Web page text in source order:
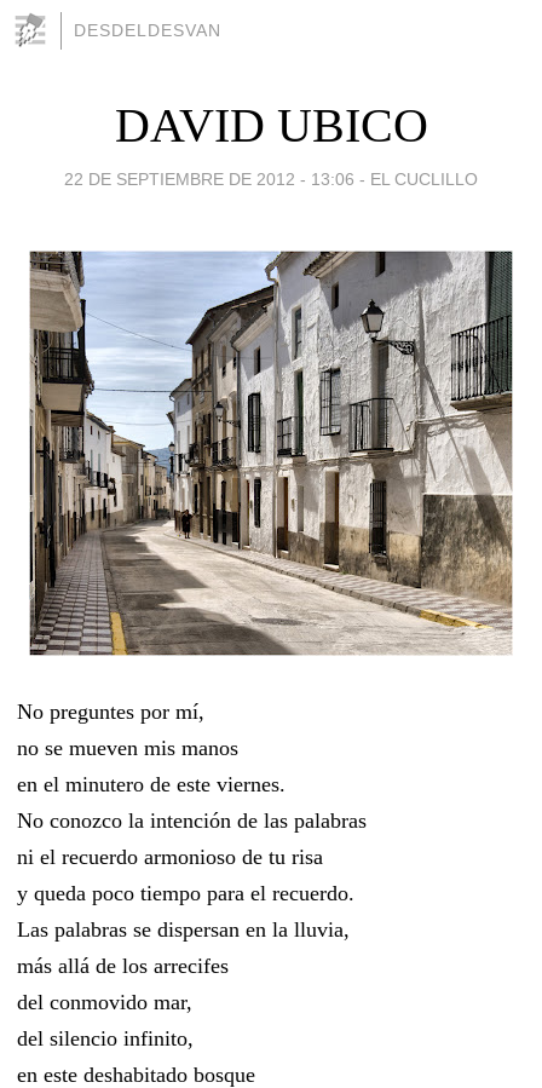
DESDELDESVAN
DAVID UBICO
22 DE SEPTIEMBRE DE 2012 - 13:06 - EL CUCLILLO
No preguntes por mí,
no se mueven mis manos
en el minutero de este viernes.
No conozco la intención de las palabras
ni el recuerdo armonioso de tu risa
y queda poco tiempo para el recuerdo.
Las palabras se dispersan en la lluvia,
más allá de los arrecifes
del conmovido mar,
del silencio infinito,
en este deshabitado bosque